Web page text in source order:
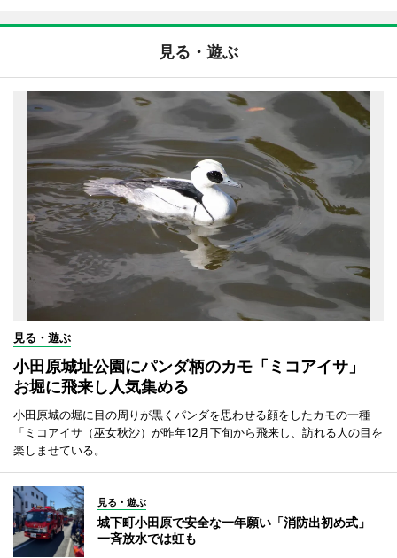
見る・遊ぶ
見る・遊ぶ
小田原城址公園にパンダ柄のカモ「ミコアイサ」
お堀に飛来し人気集める
小田原城の堀に目の周りが黒くパンダを思わせる顔をしたカモの一種
「ミコアイサ（巫女秋沙）が昨年12月下旬から飛来し、訪れる人の目を
楽しませている。
見る・遊ぶ
城下町小田原で安全な一年願い「消防出初め式」
一斉放水では虹も